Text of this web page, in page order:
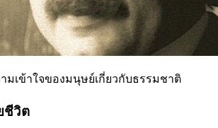
มเข้าใจของมนุษย์เกี่ยวกับธรรมชาติ
ชีวิต